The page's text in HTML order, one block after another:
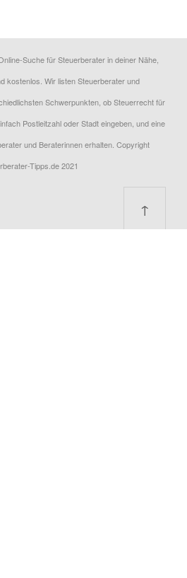
Suche für Steuerberater in deiner Nähe,
kostenlos. Wir listen Steuerberater und
Schwerpunkten, ob Steuerrecht für
Postleitzahl oder Stadt eingeben, und eine
und Beraterinnen erhalten. Copyright
Tipps.de 2021
↑